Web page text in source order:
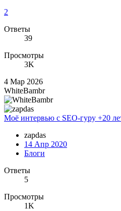
2
Ответы
39
Просмотры
3K
4 Мар 2026
WhiteBambr
Моё интервью с SEO-гуру +20
zapdas
14 Апр 2020
Блоги
Ответы
5
Просмотры
1K